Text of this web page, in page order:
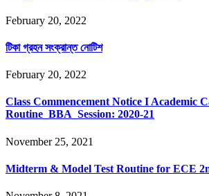
February 20, 2022
টিকা গ্রহন সংক্রান্ত নোটিশ
February 20, 2022
Class Commencement Notice I Academic
Routine_BBA_Session: 2020-21
November 25, 2021
Midterm & Model Test Routine for ECE